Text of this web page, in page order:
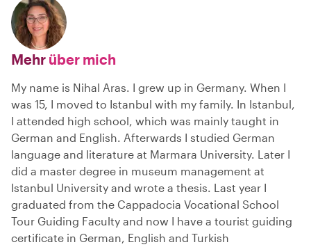
Mehr über mich
My name is Nihal Aras. I grew up in Germany. When I
was 15, I moved to Istanbul with my family. In Istanbul,
I attended high school, which was mainly taught in
German and English. Afterwards I studied German
language and literature at Marmara University. Later I
did a master degree in museum management at
Istanbul University and wrote a thesis. Last year I
graduated from the Cappadocia Vocational School
Tour Guiding Faculty and now I have a tourist guiding
certificate in German, English and Turkish